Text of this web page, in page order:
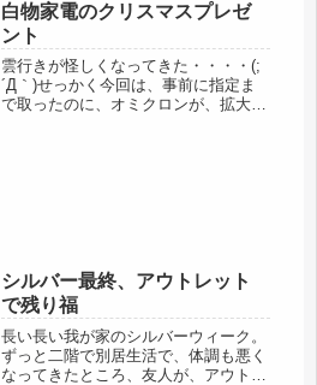
株、スーパーゴーヤ、だって（笑）強
そうで...
白物家電のクリスマスプレゼ
ント
雲行きが怪しくなってきた・・・・(;
´Д｀)せっかく今回は、事前に指定ま
で取ったのに、オミクロンが、拡大し
シルバー最終、アウトレット
で残り福
長い長い我が家のシルバーウィーク。
ずっと二階で別居生活で、体調も悪く
なってきたところ、友人が、アウトレ